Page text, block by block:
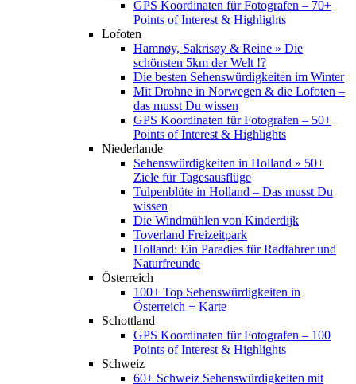
GPS Koordinaten für Fotografen – 70+
Points of Interest & Highlights
Lofoten
Hamnøy, Sakrisøy & Reine » Die
schönsten 5km der Welt !?
Die besten Sehenswürdigkeiten im Winter
Mit Drohne in Norwegen & die Lofoten –
das musst Du wissen
GPS Koordinaten für Fotografen – 50+
Points of Interest & Highlights
Niederlande
Sehenswürdigkeiten in Holland » 50+
Ziele für Tagesausflüge
Tulpenblüte in Holland – Das musst Du
wissen
Die Windmühlen von Kinderdijk
Toverland Freizeitpark
Holland: Ein Paradies für Radfahrer und
Naturfreunde
Österreich
100+ Top Sehenswürdigkeiten in
Österreich + Karte
Schottland
GPS Koordinaten für Fotografen – 100
Points of Interest & Highlights
Schweiz
60+ Schweiz Sehenswürdigkeiten mit